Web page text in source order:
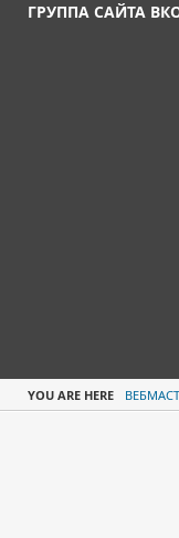
ГРУППА САЙТА
YOU ARE HERE